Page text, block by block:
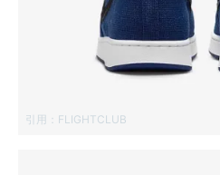
引用： FLIGHTCLUB